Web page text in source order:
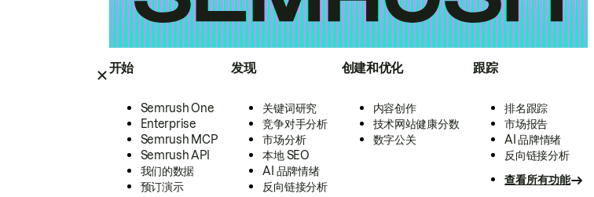
开始
Semrush One
Enterprise
Semrush MCP
Semrush API
我们的数据
预订演示
发现
关键词研究
竞争对手分析
市场分析
本地 SEO
AI 品牌情绪
反向链接分析
创建和优化
内容创作
技术网站健康分数
数字公关
跟踪
排名跟踪
市场报告
AI 品牌情绪
反向链接分析
查看所有功能